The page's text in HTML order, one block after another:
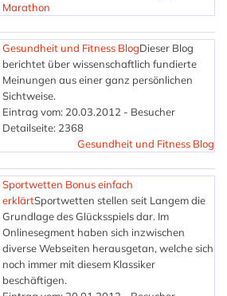
Marathon
Gesundheit und Fitness BlogDieser Blog
berichtet über wissenschaftlich fundierte
Meinungen aus einer ganz persönlichen
Sichtweise.
Eintrag vom: 20.03.2012 - Besucher
Detailseite: 2368
Gesundheit und Fitness Blog
Sportwetten Bonus einfach
erklärtSportwetten stellen seit Langem die
Grundlage des Glücksspiels dar. Im
Onlinesegment haben sich inzwischen
diverse Webseiten herausgetan, welche sich
noch immer mit diesem Klassiker
beschäftigen.